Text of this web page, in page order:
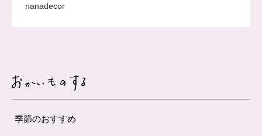
nanadecor
季節のおすすめ